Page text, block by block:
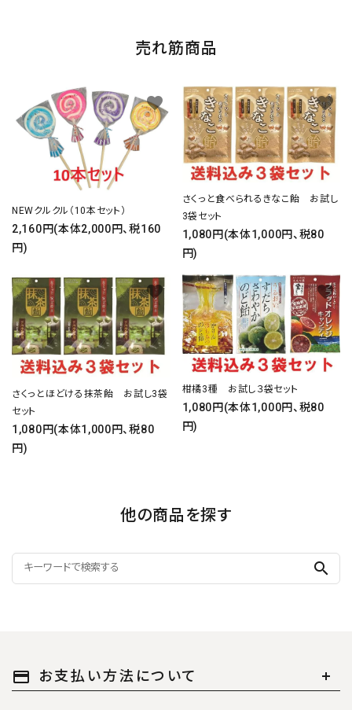
売れ筋商品
NEWクルクル（10本セット）
2,160円(本体2,000円、税160
円)
favorite
さくっと食べられるきなこ飴 お試し
3袋セット
1,080円(本体1,000円、税80
円)
favorite
さくっとほどける抹茶飴 お試し3袋
セット
1,080円(本体1,000円、税80
円)
favorite
柑橘3種 お試し３袋セット
1,080円(本体1,000円、税80
円)
favorite
他の商品を探す
search
payment お支払い方法について